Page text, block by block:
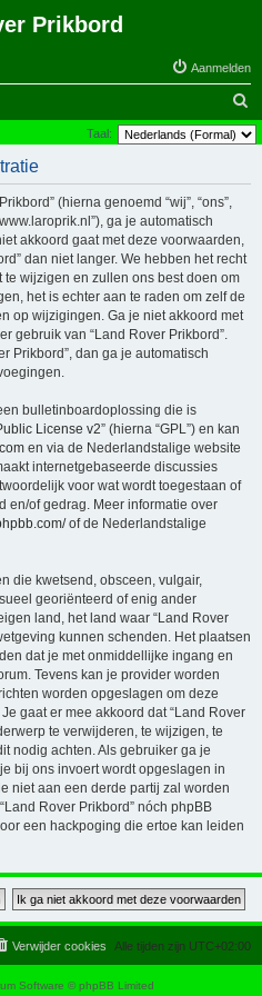
Prikbord
Aanmelden
o
Taal:
(hierna genoemd “wij”, “ons”,
ga je automatisch
akkoord gaat met deze voorwaarden,
dan niet langer. We hebben het recht
wijzigen en zullen ons best doen om
het is echter aan te raden om zelf de
op wijzigingen. Ga je niet akkoord met
gebruik van “Land Rover Prikbord”.
Prikbord”, dan ga je automatisch
bulletinboardoplossing die is
License v2” (hierna “GPL”) en kan
en via de Nederlandstalige website
internetgebaseerde discussies
voor wat wordt toegestaan of
en/of gedrag. Meer informatie over
of de Nederlandstalige
die kwetsend, obsceen, vulgair,
georiënteerd of enig ander
land, het land waar “Land Rover
kunnen schenden. Het plaatsen
dat je met onmiddellijke ingang en
Tevens kan je provider worden
worden opgeslagen om deze
gaat er mee akkoord dat “Land Rover
te verwijderen, te wijzigen, te
nodig achten. Als gebruiker ga je
bij ons invoert wordt opgeslagen in
niet aan een derde partij zal worden
Rover Prikbord” nóch phpBB
een hackpoging die ertoe kan leiden
Alle tijden zijn UTC+02:00
Verwijder cookies
Software © phpBB Limited